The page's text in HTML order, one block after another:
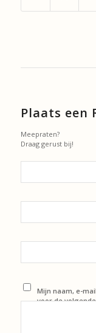
Plaats een
Meepraten?
Draag gerust bij!
Mijn naam, e-
voor de